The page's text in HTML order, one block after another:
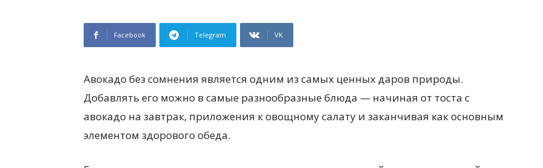
Facebook Telegram VK
Авокадо без сомнения является одним из самых ценных даров природы.
Добавлять его можно в самые разнообразные блюда — начиная от тоста с
авокадо на завтрак, приложения к овощному салату и заканчивая как основным
элементом здорового обеда.